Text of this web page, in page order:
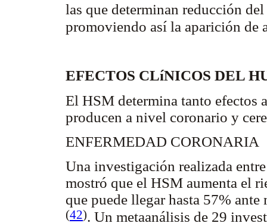
las que determinan reducción
promoviendo así la aparición de
EFECTOS CLíNICOS DEL
El HSM determina tanto efectos
producen a nivel coronario y
ENFERMEDAD CORONARIA
Una investigación realizada
mostró que el HSM aumenta el
que puede llegar hasta 57%
(42). Un metaanálisis de 29